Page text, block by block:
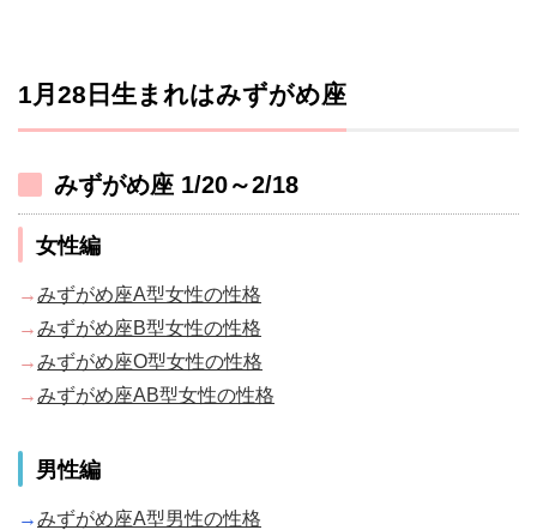
1月28日生まれはみずがめ座
みずがめ座 1/20～2/18
女性編
→みずがめ座A型女性の性格
→みずがめ座B型女性の性格
→みずがめ座O型女性の性格
→みずがめ座AB型女性の性格
男性編
→みずがめ座A型男性の性格